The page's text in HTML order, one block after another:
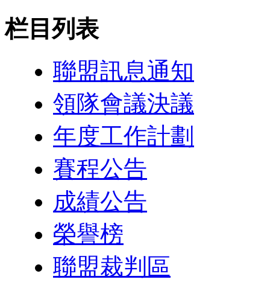
栏目列表
聯盟訊息通知
領隊會議決議
年度工作計劃
賽程公告
成績公告
榮譽榜
聯盟裁判區